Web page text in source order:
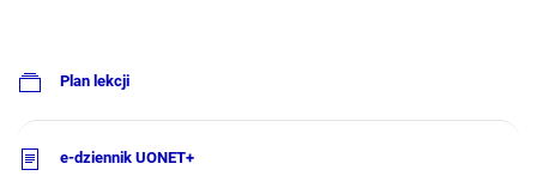
Plan lekcji
e-dziennik UONET+